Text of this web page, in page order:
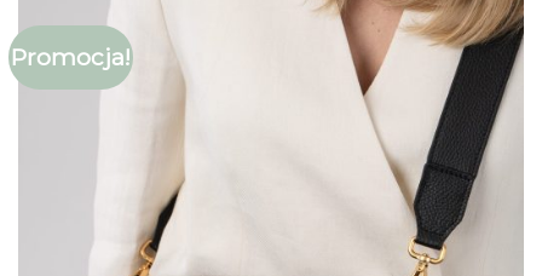
Promocja!